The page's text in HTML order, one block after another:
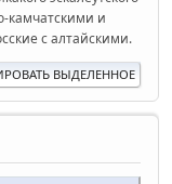
камчатскими и
с алтайскими.
ВЫДЕЛЕННОЕ